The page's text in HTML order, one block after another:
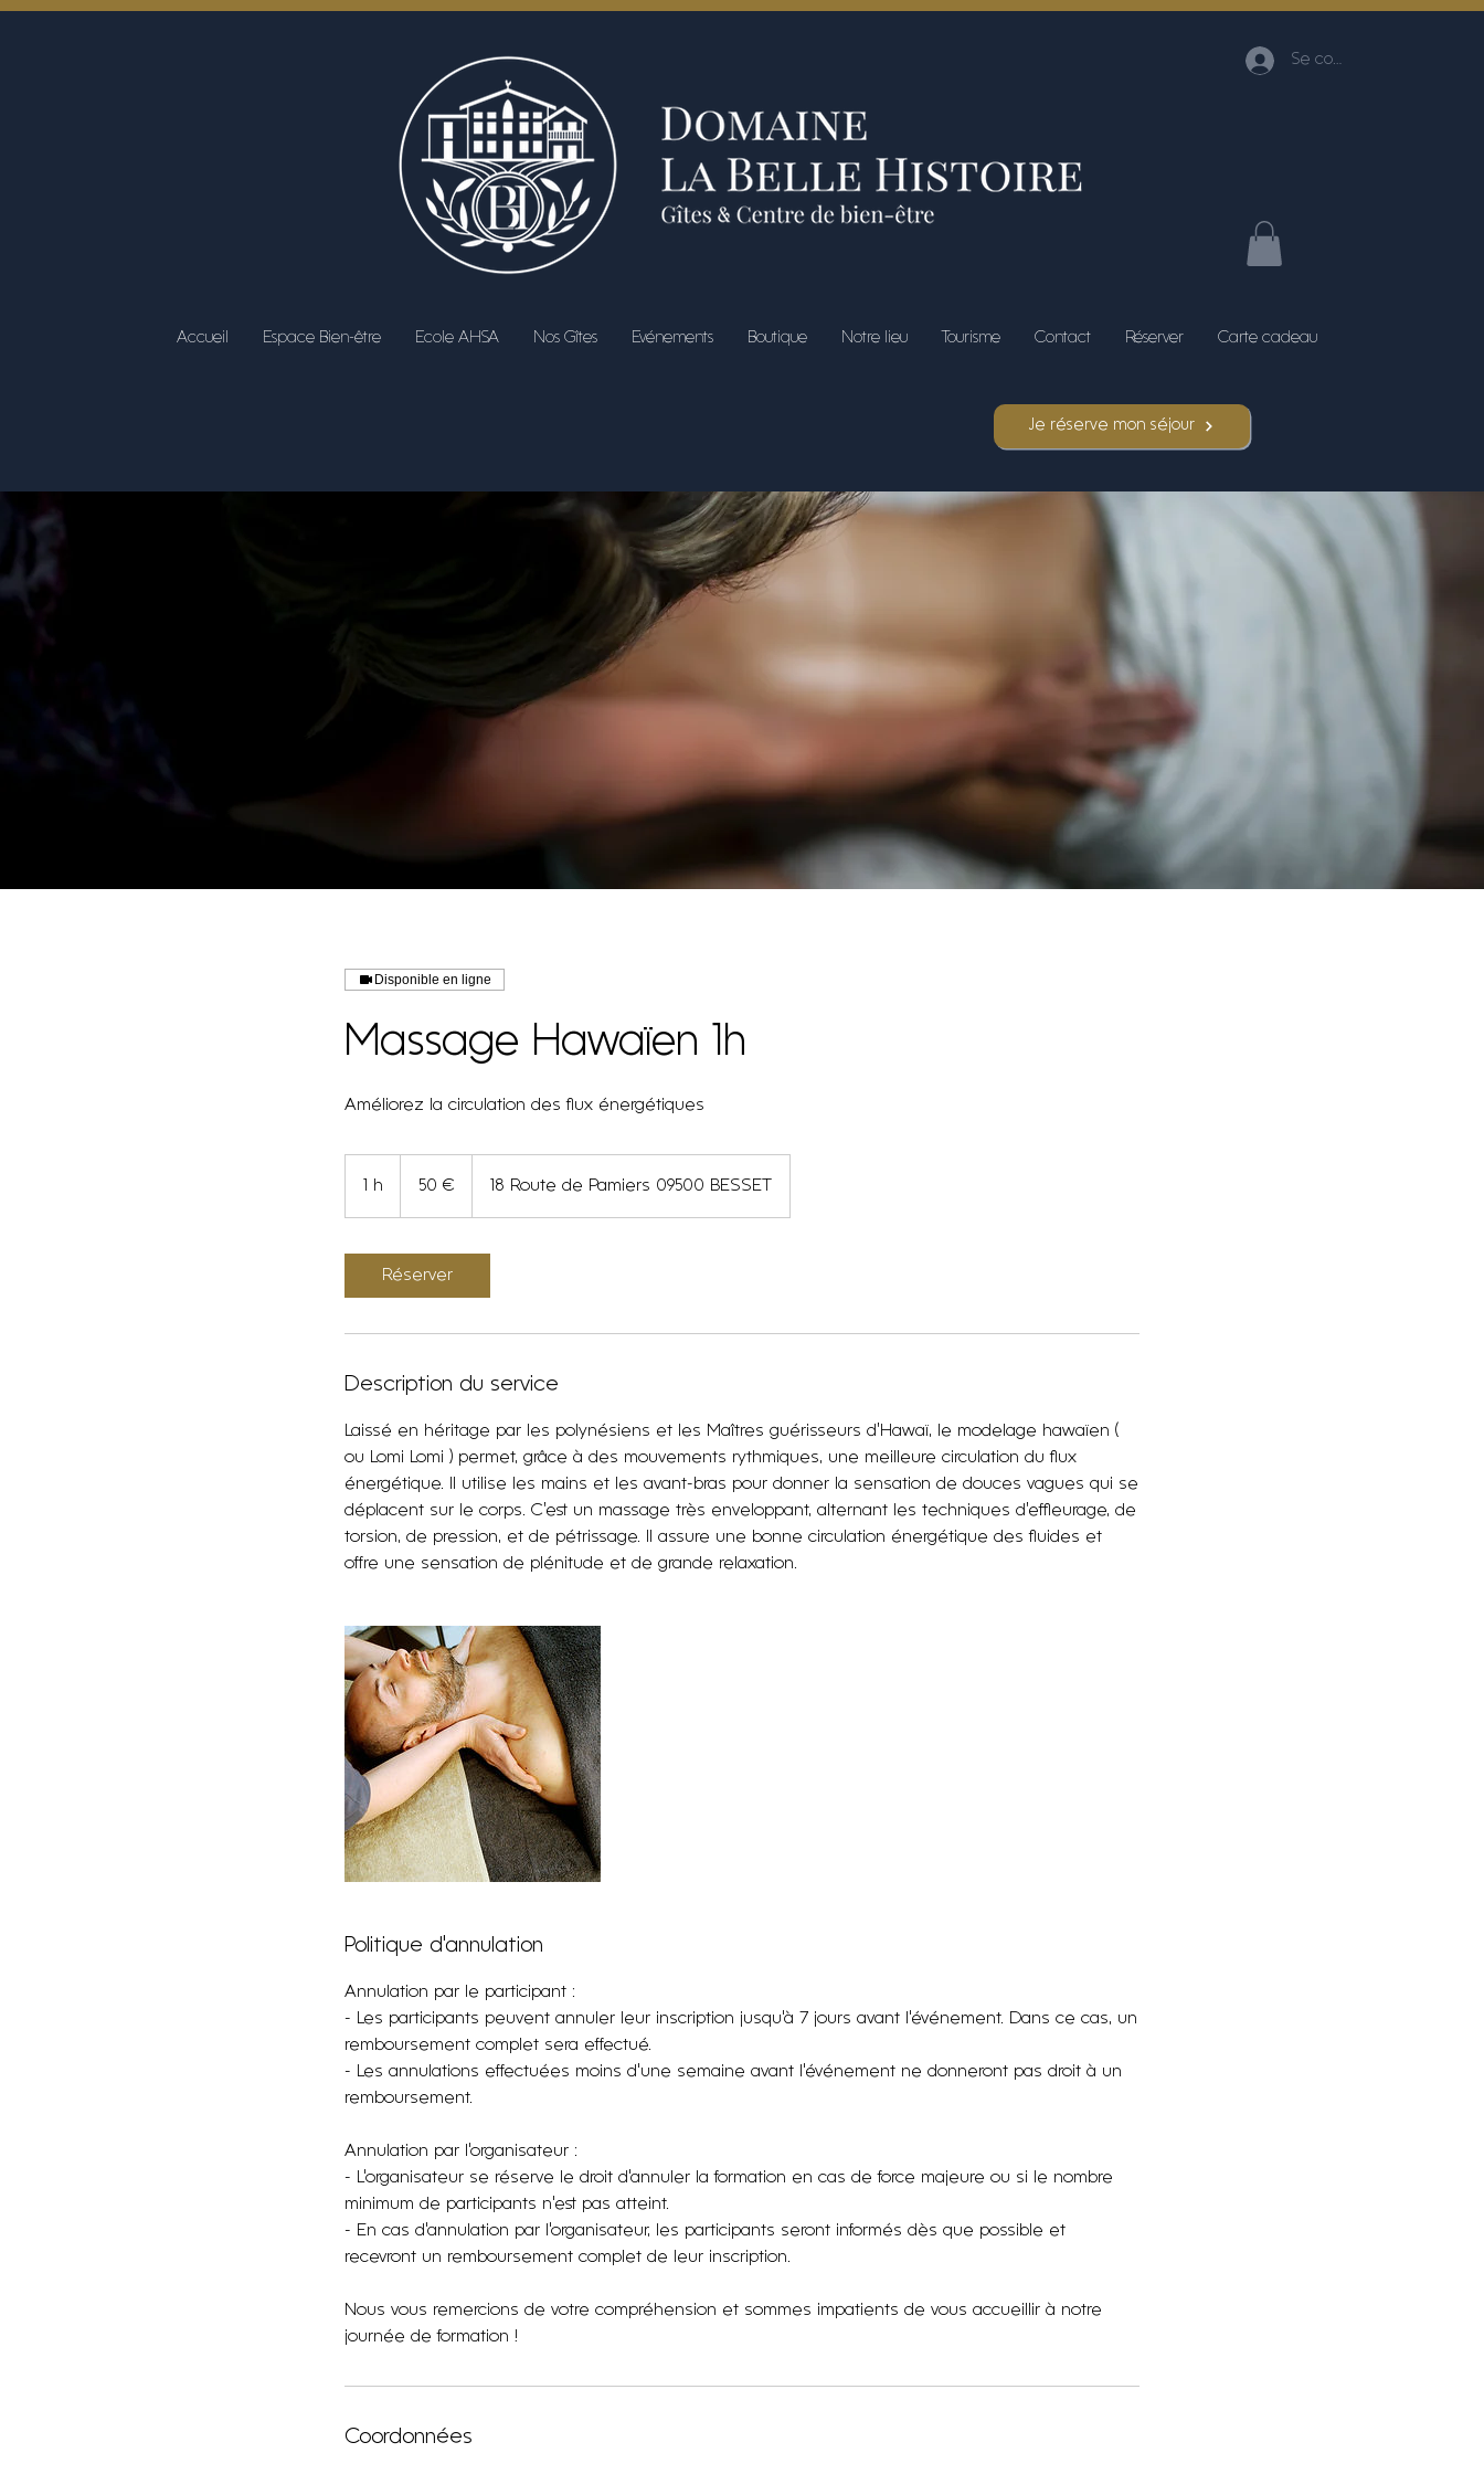
Se connecter
Accueil Espace Bien-être Ecole AHSA Nos Gîtes Evénements Boutique Notre lieu Tourisme Contact Réserver Carte cadeau
Je réserve mon séjour
Disponible en ligne
Massage Hawaïen 1h
Améliorez la circulation des flux énergétiques
1 h 50 € 18 Route de Pamiers 09500 BESSET
Réserver
Description du service
Laissé en héritage par les polynésiens et les Maîtres guérisseurs d’Hawaï, le modelage hawaïen (
ou Lomi Lomi ) permet, grâce à des mouvements rythmiques, une meilleure circulation du flux
énergétique. Il utilise les mains et les avant-bras pour donner la sensation de douces vagues qui se
déplacent sur le corps. C’est un massage très enveloppant, alternant les techniques d’effleurage, de
torsion, de pression, et de pétrissage. Il assure une bonne circulation énergétique des fluides et
Politique d'annulation
Annulation par le participant :
- Les participants peuvent annuler leur inscription jusqu'à 7 jours avant l'événement. Dans ce cas, un
remboursement complet sera effectué.
- Les annulations effectuées moins d'une semaine avant l'événement ne donneront pas droit à un
remboursement.
Annulation par l'organisateur :
- L'organisateur se réserve le droit d'annuler la formation en cas de force majeure ou si le nombre
minimum de participants n'est pas atteint.
- En cas d'annulation par l'organisateur, les participants seront informés dès que possible et
recevront un remboursement complet de leur inscription.
Nous vous remercions de votre compréhension et sommes impatients de vous accueillir à notre
journée de formation !
Coordonnées